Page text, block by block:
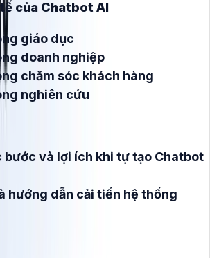
của Chatbot AI
giáo dục
doanh nghiệp
chăm sóc khách hàng
nghiên cứu
bước và lợi ích khi tự tạo Chatbot
hướng dẫn cải tiến hệ thống